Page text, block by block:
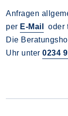
Anfragen
per E-Mail
oder
Die
Uhr unter 0234